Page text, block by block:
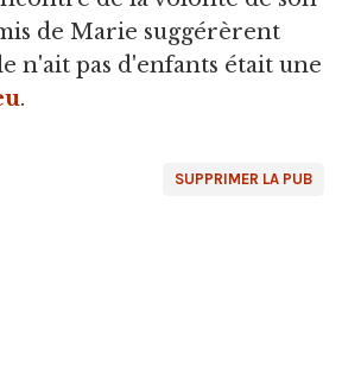
de Marie suggérèrent
n'ait pas d'enfants était une
.
SUPPRIMER LA PUB